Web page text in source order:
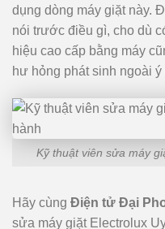
dụng dòng máy giặt này.
nói trước điều gì, cho dù
hiệu cao cấp bằng máy
hư hỏng phát sinh ngoài ý
Kỹ thuật viên sửa máy
Hãy cùng Điện tử Đại
sửa máy giặt Electrolux